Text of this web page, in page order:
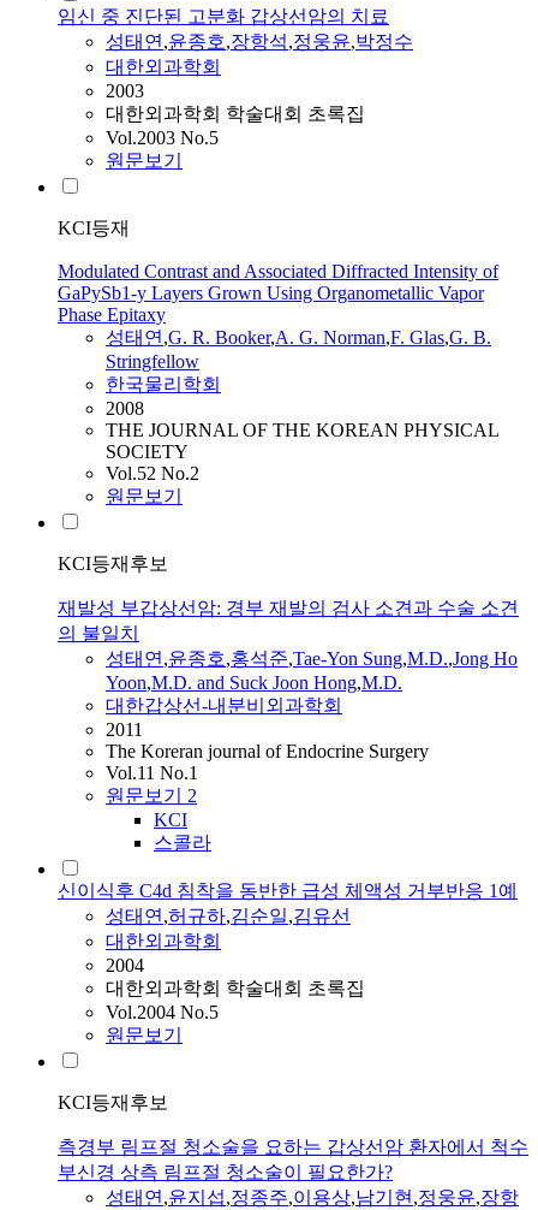
임신 중 진단된 고분화 갑상선암의 치료
성태연,윤종호,장항석,정웅윤,박정수
대한외과학회
2003
대한외과학회 학술대회 초록집
Vol.2003 No.5
원문보기
KCI등재
Modulated Contrast and Associated Diffracted Intensity of
GaPySb1-y Layers Grown Using Organometallic Vapor
Phase Epitaxy
성태연,G. R. Booker,A. G. Norman,F. Glas,G. B.
Stringfellow
한국물리학회
2008
THE JOURNAL OF THE KOREAN PHYSICAL
SOCIETY
Vol.52 No.2
원문보기
KCI등재후보
재발성 부갑상선암: 경부 재발의 검사 소견과 수술 소견
의 불일치
성태연,윤종호,홍석준,Tae-Yon Sung,M.D.,Jong Ho
Yoon,M.D. and Suck Joon Hong,M.D.
대한갑상선-내분비외과학회
2011
The Koreran journal of Endocrine Surgery
Vol.11 No.1
원문보기 2
KCI
스콜라
신이식후 C4d 침착을 동반한 급성 체액성 거부반응 1예
성태연,허규하,김순일,김유선
대한외과학회
2004
대한외과학회 학술대회 초록집
Vol.2004 No.5
원문보기
KCI등재후보
측경부 림프절 청소술을 요하는 갑상선암 환자에서 척수
부신경 상측 림프절 청소술이 필요한가?
성태연,윤지섭,정종주,이용상,남기현,정웅윤,장항